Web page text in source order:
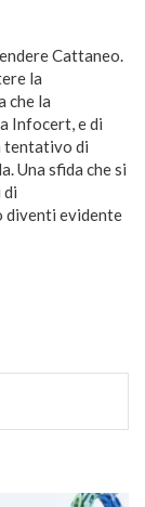
Cattaneo.
la
che la
Infocert, e di
tentativo di
Una sfida che si
di
diventi evidente